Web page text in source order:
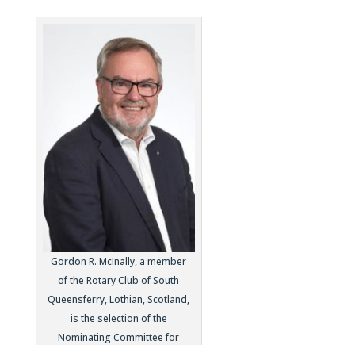
Gordon R. McInally, a member
of the Rotary Club of South
Queensferry, Lothian, Scotland,
is the selection of the
Nominating Committee for